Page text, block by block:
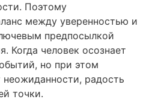
Поэтому
между уверенностью и
предпосылкой
Когда человек осознает
но при этом
неожиданности, радость
точки.